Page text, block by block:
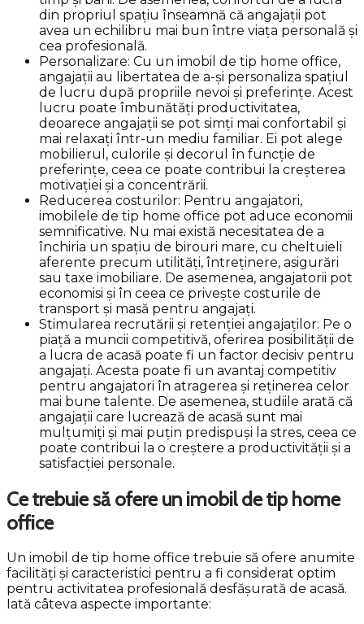
din propriul spațiu înseamnă că angajații pot
avea un echilibru mai bun între viața personală și
cea profesională.
Personalizare: Cu un imobil de tip home office,
angajații au libertatea de a-și personaliza spațiul
de lucru după propriile nevoi și preferințe. Acest
lucru poate îmbunătăți productivitatea,
deoarece angajații se pot simți mai confortabil și
mai relaxați într-un mediu familiar. Ei pot alege
mobilierul, culorile și decorul în funcție de
preferințe, ceea ce poate contribui la creșterea
motivației și a concentrării.
Reducerea costurilor: Pentru angajatori,
imobilele de tip home office pot aduce economii
semnificative. Nu mai există necesitatea de a
închiria un spațiu de birouri mare, cu cheltuieli
aferente precum utilități, întreținere, asigurări
sau taxe imobiliare. De asemenea, angajatorii pot
economisi și în ceea ce privește costurile de
transport și masă pentru angajați.
Stimularea recrutării și retenției angajaților: Pe o
piață a muncii competitivă, oferirea posibilității de
a lucra de acasă poate fi un factor decisiv pentru
angajați. Acesta poate fi un avantaj competitiv
pentru angajatori în atragerea și reținerea celor
mai bune talente. De asemenea, studiile arată că
angajații care lucrează de acasă sunt mai
mulțumiți și mai puțin predispuși la stres, ceea ce
poate contribui la o creștere a productivității și a
satisfacției personale.
Ce trebuie să ofere un imobil de tip home
office
Un imobil de tip home office trebuie să ofere anumite
facilități și caracteristici pentru a fi considerat optim
pentru activitatea profesională desfășurată de acasă.
Iată câteva aspecte importante: